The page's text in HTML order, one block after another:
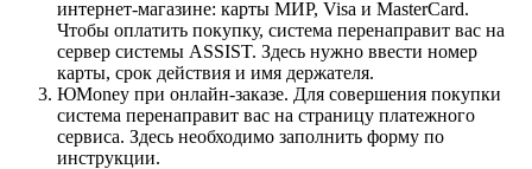
интернет-магазине: карты МИР, Visa и MasterCard.
Чтобы оплатить покупку, система перенаправит вас на
сервер системы ASSIST. Здесь нужно ввести номер
карты, срок действия и имя держателя.
ЮMoney при онлайн-заказе. Для совершения покупки
система перенаправит вас на страницу платежного
сервиса. Здесь необходимо заполнить форму по
инструкции.